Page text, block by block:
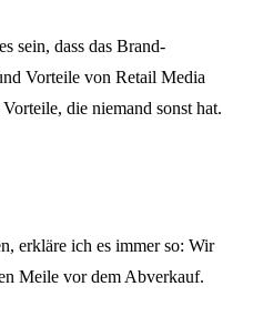
sein, dass das Brand-
Vorteile von Retail Media
die niemand sonst hat.
erkläre ich es immer so: Wir
Meile vor dem Abverkauf.